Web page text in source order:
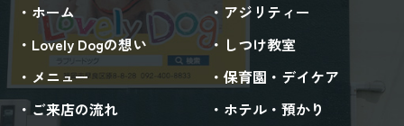
ホーム
Lovely Dogの想い
メニュー
ご来店の流れ
アジリティー
しつけ教室
保育園・デイケア
ホテル・預かり